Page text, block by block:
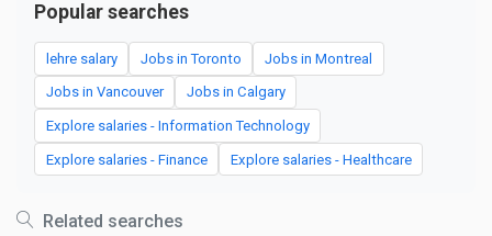
Popular searches
lehre salary Jobs in Toronto Jobs in Montreal
Jobs in Vancouver Jobs in Calgary
Explore salaries - Information Technology
Explore salaries - Finance Explore salaries - Healthcare
Related searches